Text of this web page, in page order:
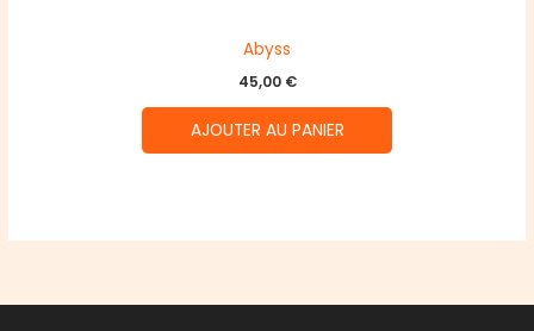
Abyss
45,00 €
AJOUTER AU PANIER